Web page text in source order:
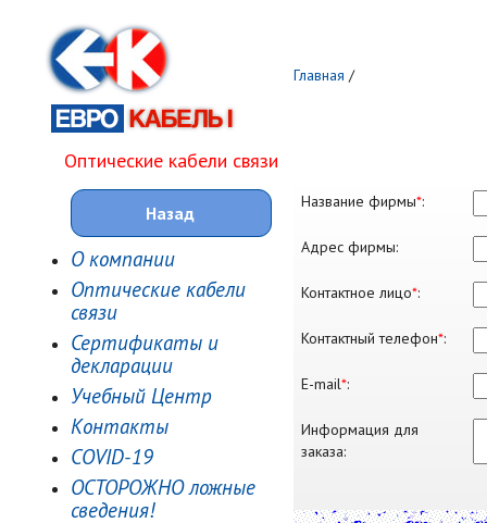
Оптические кабели связи
Назад
О компании
Оптические кабели
связи
Сертификаты и
декларации
Учебный Центр
Контакты
COVID-19
ОСТОРОЖНО ложные
сведения!
Главная /
Название фирмы*:
Адрес фирмы:
Контактное лицо*:
Контактный телефон*:
E-mail*:
Информация для
заказа: